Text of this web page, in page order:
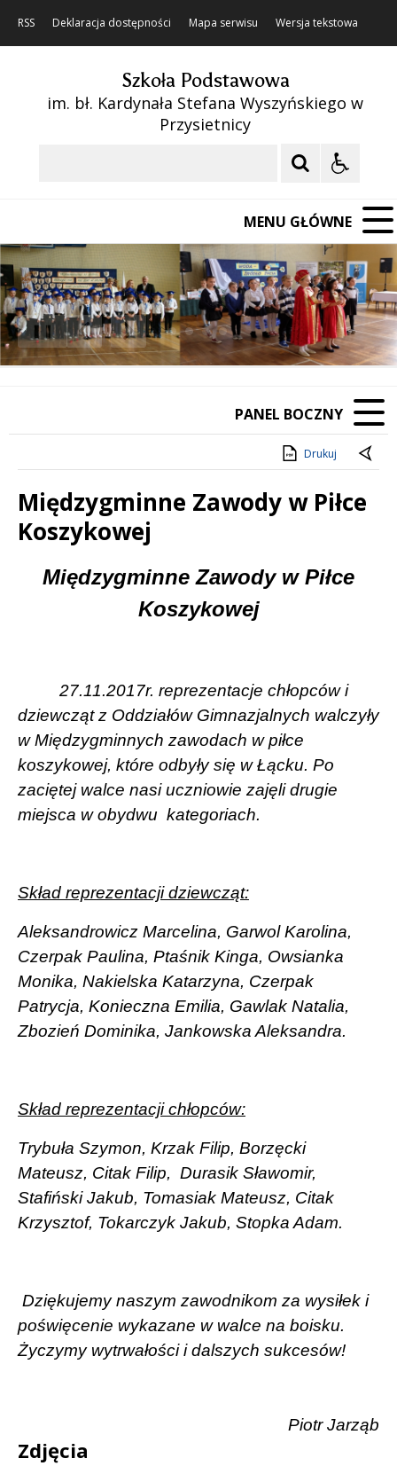
RSS Deklaracja dostępności Mapa serwisu Wersja tekstowa
Szkoła Podstawowa
im. bł. Kardynała Stefana Wyszyńskiego w
Przysietnicy
MENU GŁÓWNE
Poprzedni Element
Następny Element
❚❚
PANEL BOCZNY
Drukuj
Międzygminne Zawody w Piłce
Koszykowej
Treść
Międzygminne Zawody w Piłce
Koszykowej
27.11.2017r. reprezentacje chłopców i
dziewcząt z Oddziałów Gimnazjalnych walczyły
w Międzygminnych zawodach w piłce
koszykowej, które odbyły się w Łącku. Po
zaciętej walce nasi uczniowie zajęli drugie
miejsca w obydwu kategoriach.
Skład reprezentacji dziewcząt:
Aleksandrowicz Marcelina, Garwol Karolina,
Czerpak Paulina, Ptaśnik Kinga, Owsianka
Monika, Nakielska Katarzyna, Czerpak
Patrycja, Konieczna Emilia, Gawlak Natalia,
Zbozień Dominika, Jankowska Aleksandra.
Skład reprezentacji chłopców:
Trybuła Szymon, Krzak Filip, Borzęcki
Mateusz, Citak Filip, Durasik Sławomir,
Stafiński Jakub, Tomasiak Mateusz, Citak
Krzysztof, Tokarczyk Jakub, Stopka Adam.
Dziękujemy naszym zawodnikom za wysiłek i
poświęcenie wykazane w walce na boisku.
Życzymy wytrwałości i dalszych sukcesów!
Piotr Jarząb
Zdjęcia